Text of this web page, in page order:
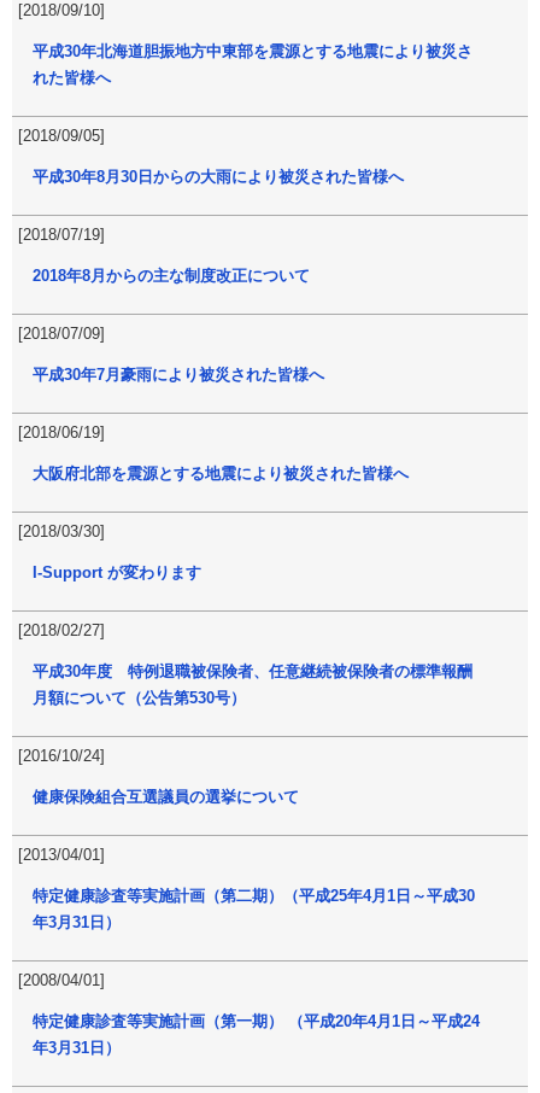
[2018/09/10]
平成30年北海道胆振地方中東部を震源とする地震により被災さ
れた皆様へ
[2018/09/05]
平成30年8月30日からの大雨により被災された皆様へ
[2018/07/19]
2018年8月からの主な制度改正について
[2018/07/09]
平成30年7月豪雨により被災された皆様へ
[2018/06/19]
大阪府北部を震源とする地震により被災された皆様へ
[2018/03/30]
I-Support が変わります
[2018/02/27]
平成30年度 特例退職被保険者、任意継続被保険者の標準報酬
月額について（公告第530号）
[2016/10/24]
健康保険組合互選議員の選挙について
[2013/04/01]
特定健康診査等実施計画（第二期）（平成25年4月1日～平成30
年3月31日）
[2008/04/01]
特定健康診査等実施計画（第一期） （平成20年4月1日～平成24
年3月31日）